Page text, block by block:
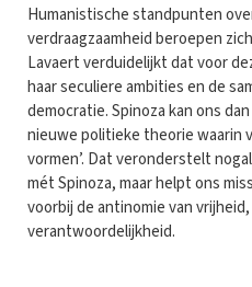
Humanistische standpunten
verdraagzaamheid beroepen
Lavaert verduidelijkt dat voor
haar seculiere ambities en de
democratie. Spinoza kan ons
nieuwe politieke theorie waarin
vormen’. Dat veronderstelt
mét Spinoza, maar helpt ons
voorbij de antinomie van
verantwoordelijkheid.